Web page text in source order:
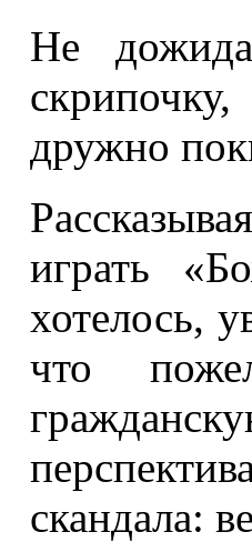
Не
дружно
играть
хотелось,
что
скандала: